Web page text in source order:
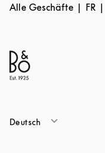
Alle Geschäfte FR
Deutsch